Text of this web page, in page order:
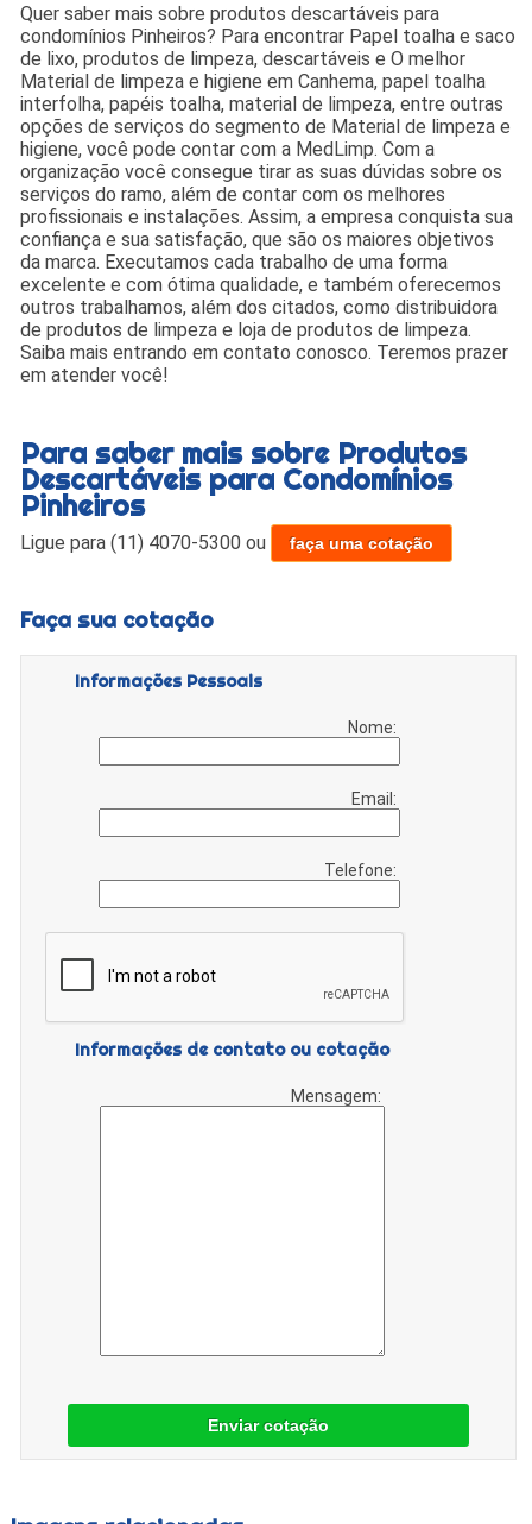
Quer saber mais sobre produtos descartáveis para
condomínios Pinheiros? Para encontrar Papel toalha e saco
de lixo, produtos de limpeza, descartáveis e O melhor
Material de limpeza e higiene em Canhema, papel toalha
interfolha, papéis toalha, material de limpeza, entre outras
opções de serviços do segmento de Material de limpeza e
higiene, você pode contar com a MedLimp. Com a
organização você consegue tirar as suas dúvidas sobre os
serviços do ramo, além de contar com os melhores
profissionais e instalações. Assim, a empresa conquista sua
confiança e sua satisfação, que são os maiores objetivos
da marca. Executamos cada trabalho de uma forma
excelente e com ótima qualidade, e também oferecemos
outros trabalhamos, além dos citados, como distribuidora
de produtos de limpeza e loja de produtos de limpeza.
Saiba mais entrando em contato conosco. Teremos prazer
em atender você!
Para saber mais sobre Produtos
Descartáveis para Condomínios
Pinheiros
Ligue para(11) 4070-5300 ou faça uma cotação
Faça sua cotação
Informações Pessoais
Nome:
Email:
Telefone:
Informações de contato ou cotação
Mensagem:
Enviar cotação